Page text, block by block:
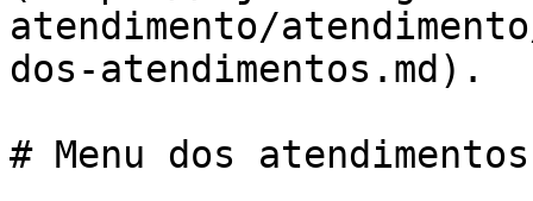
atendimento/
dos-atendimentos.md).
# Menu dos atendimentos